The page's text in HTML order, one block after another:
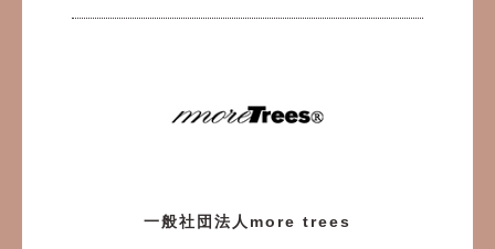
一般社団法人more trees